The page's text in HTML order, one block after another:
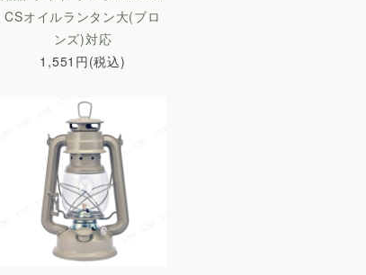
CSオイルランタン大(ブロ
ンズ)対応
1,551円(税込)